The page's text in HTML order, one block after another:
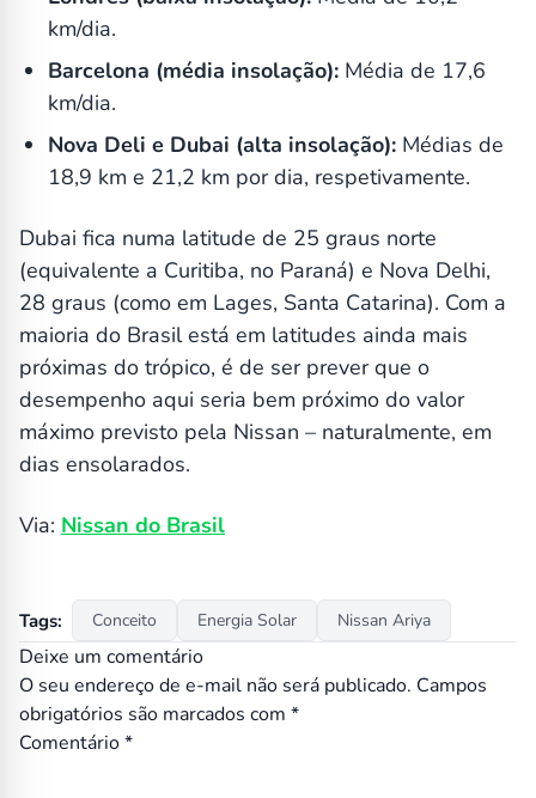
km/dia.
Barcelona (média insolação): Média de 17,6
km/dia.
Nova Deli e Dubai (alta insolação): Médias de
18,9 km e 21,2 km por dia, respetivamente.
Dubai fica numa latitude de 25 graus norte
(equivalente a Curitiba, no Paraná) e Nova Delhi,
28 graus (como em Lages, Santa Catarina). Com a
maioria do Brasil está em latitudes ainda mais
próximas do trópico, é de ser prever que o
desempenho aqui seria bem próximo do valor
máximo previsto pela Nissan – naturalmente, em
dias ensolarados.
Via: Nissan do Brasil
Tags: Conceito Energia Solar Nissan Ariya
Deixe um comentário
O seu endereço de e-mail não será publicado. Campos
obrigatórios são marcados com *
Comentário*